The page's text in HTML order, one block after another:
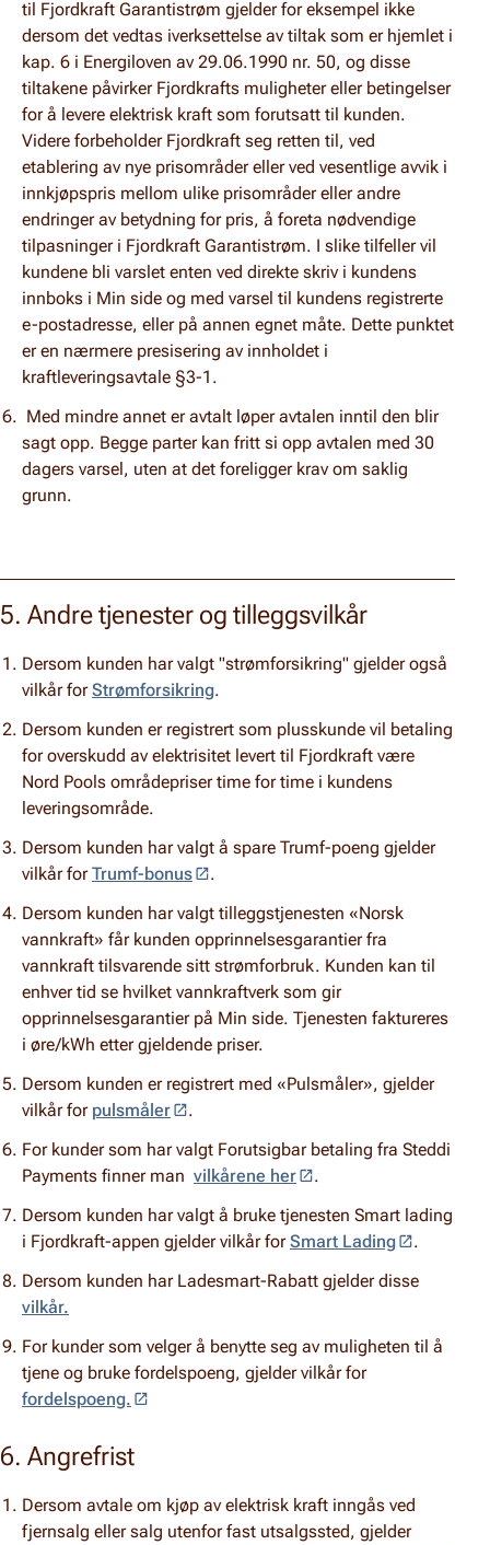
til Fjordkraft Garantistrøm gjelder for eksempel ikke
dersom det vedtas iverksettelse av tiltak som er hjemlet i
kap. 6 i Energiloven av 29.06.1990 nr. 50, og disse
tiltakene påvirker Fjordkrafts muligheter eller betingelser
for å levere elektrisk kraft som forutsatt til kunden.
Videre forbeholder Fjordkraft seg retten til, ved
etablering av nye prisområder eller ved vesentlige avvik i
innkjøpspris mellom ulike prisområder eller andre
endringer av betydning for pris, å foreta nødvendige
tilpasninger i Fjordkraft Garantistrøm. I slike tilfeller vil
kundene bli varslet enten ved direkte skriv i kundens
innboks i Min side og med varsel til kundens registrerte
e-postadresse, eller på annen egnet måte. Dette punktet
er en nærmere presisering av innholdet i
kraftleveringsavtale §3-1.
Med mindre annet er avtalt løper avtalen inntil den blir
sagt opp. Begge parter kan fritt si opp avtalen med 30
dagers varsel, uten at det foreligger krav om saklig
grunn.
5. Andre tjenester og tilleggsvilkår
Dersom kunden har valgt "strømforsikring" gjelder også
vilkår forStrømforsikring.
Dersom kunden er registrert som plusskunde vil betaling
for overskudd av elektrisitet levert til Fjordkraft være
Nord Pools områdepriser time for time i kundens
leveringsområde.
Dersom kunden har valgt å spare Trumf-poeng gjelder
vilkår forTrumf-bonus
.
Dersom kunden har valgt tilleggstjenesten «Norsk
vannkraft» får kunden opprinnelsesgarantier fra
vannkraft tilsvarende sitt strømforbruk. Kunden kan til
enhver tid se hvilket vannkraftverk som gir
opprinnelsesgarantier på Min side. Tjenesten faktureres
i øre/kWh etter gjeldende priser.
Dersom kunden er registrert med «Pulsmåler», gjelder
vilkår for pulsmåler
.
For kunder som har valgt Forutsigbar betaling fra Steddi
Payments finner man vilkårene her
.
Dersom kunden har valgt å bruke tjenesten Smart lading
i Fjordkraft-appen gjelder vilkår forSmart Lading
.
Dersom kunden har Ladesmart-Rabatt gjelder disse
vilkår.
For kunder som velger å benytte seg av muligheten til å
tjene og bruke fordelspoeng, gjelder vilkår for
fordelspoeng.
6. Angrefrist
Dersom avtale om kjøp av elektrisk kraft inngås ved
fjernsalg eller salg utenfor fast utsalgssted, gjelder